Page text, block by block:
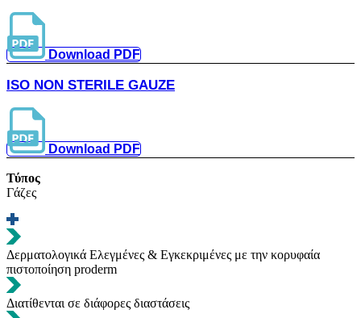
Download PDF
ISO NON STERILE GAUZE
Download PDF
Τύπος
Γάζες
Δερματολογικά Ελεγμένες & Εγκεκριμένες με την κορυφαία
πιστοποίηση proderm
Διατίθενται σε διάφορες διαστάσεις